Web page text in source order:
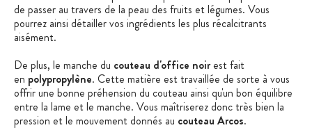
de passer au travers de la peau des fruits et légumes. Vous
pourrez ainsi détailler vos ingrédients les plus récalcitrants
aisément.
De plus, le manche du couteau d'office noirest fait
en polypropylène. Cette matière est travaillée de sorte à vous
offrir une bonne préhension du couteau ainsi qu'un bon équilibre
entre la lame et le manche. Vous maîtriserez donc très bien la
pression et le mouvement donnés au couteau Arcos.